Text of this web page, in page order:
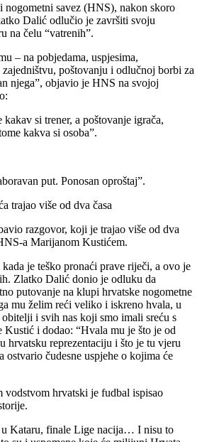
savez (HNS), nakon skoro
Dalić odlučio je završiti svoju
na čelu “vatrenih”.
– na pobjedama, uspjesima,
zajedništvu, poštovanju i odlučnoj borbi za
njega”, objavio je HNS na svojoj
si trener, a poštovanje igrača,
kakva si osoba”.
put. Ponosan oproštaj”.
trajao više od dva časa
razgovor, koji je trajao više od dva
a Marijanom Kustićem.
je teško pronaći prave riječi, a ovo je
Zlatko Dalić donio je odluku da
putovanje na klupi hrvatske nogometne
mu želim reći veliko i iskreno hvala, u
i svih nas koji smo imali sreću s
Kustić i dodao: “Hvala mu je što je od
hrvatsku reprezentaciju i što je tu vjeru
ostvario čudesne uspjehe o kojima će
vodstvom hrvatski je fudbal ispisao
u Kataru, finale Lige nacija… I nisu to